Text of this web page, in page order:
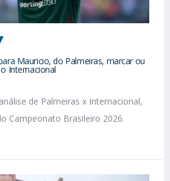
Mauricio, do Palmeiras, marcar ou
Internacional
de Palmeiras x Internacional,
Campeonato Brasileiro 2026.